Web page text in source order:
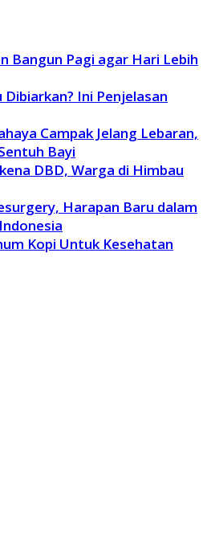
Bangun Pagi agar Hari Lebih
Ini Penjelasan
Campak Jelang Lebaran,
Bayi
DBD, Warga di Himbau
Harapan Baru dalam
Kopi Untuk Kesehatan